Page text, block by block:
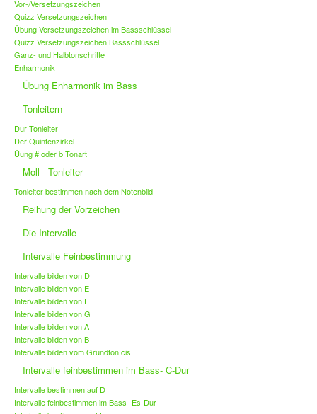
Vor-/Versetzungszeichen
Quizz Versetzungszeichen
Übung Versetzungszeichen im Bassschlüssel
Quizz Versetzungszeichen Bassschlüssel
Ganz- und Halbtonschritte
Enharmonik
Übung Enharmonik im Bass
Tonleitern
Dur Tonleiter
Der Quintenzirkel
Üung # oder b Tonart
Moll - Tonleiter
Tonleiter bestimmen nach dem Notenbild
Reihung der Vorzeichen
Die Intervalle
Intervalle Feinbestimmung
Intervalle bilden von D
Intervalle bilden von E
Intervalle bilden von F
Intervalle bilden von G
Intervalle bilden von A
Intervalle bilden von B
Intervalle bilden vom Grundton cis
Intervalle feinbestimmen im Bass- C-Dur
Intervalle bestimmen auf D
Intervalle feinbestimmen im Bass- Es-Dur